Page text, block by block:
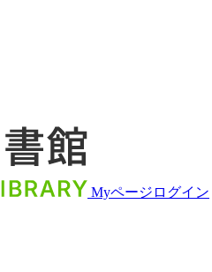
Myページログイン